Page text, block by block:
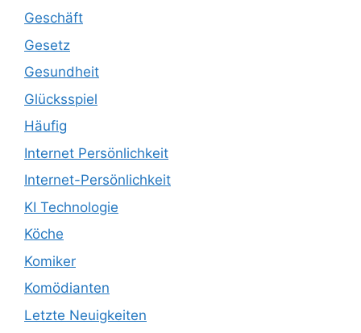
Geschäft
Gesetz
Gesundheit
Glücksspiel
Häufig
Internet Persönlichkeit
Internet-Persönlichkeit
KI Technologie
Köche
Komiker
Komödianten
Letzte Neuigkeiten